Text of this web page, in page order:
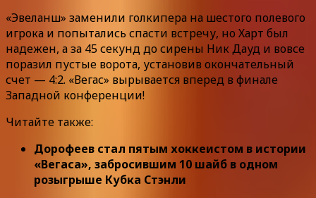
«Эвеланш» заменили голкипера на шестого полевого
игрока и попытались спасти встречу, но Харт был
надежен, а за 45 секунд до сирены Ник Дауд и вовсе
поразил пустые ворота, установив окончательный
счет — 4:2. «Вегас» вырывается вперед в финале
Западной конференции!
Читайте также:
Дорофеев стал пятым хоккеистом в истории
«Вегаса», забросившим 10 шайб в одном
розыгрыше Кубка Стэнли